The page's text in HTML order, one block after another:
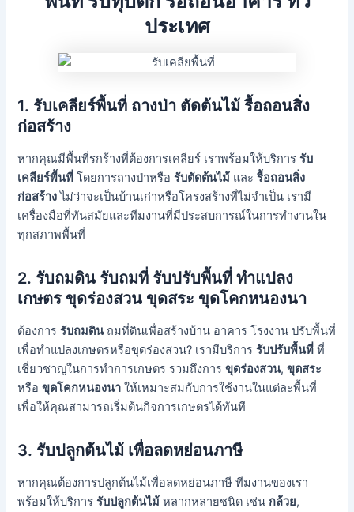
ประเทศ
1. รับเคลียร์พื้นที่ ถางป่า ตัดต้นไม้ รื้อถอนสิ่ง
ก่อสร้าง
หากคุณมีพื้นที่รกร้างที่ต้องการเคลียร์ เราพร้อมให้บริการรับ
เคลียร์พื้นที่ โดยการถางป่าหรือรับตัดต้นไม้ และรื้อถอนสิ่ง
ก่อสร้างไม่ว่าจะเป็นบ้านเก่าหรือโครงสร้างที่ไม่จำเป็น เรามี
เครื่องมือที่ทันสมัยและทีมงานที่มีประสบการณ์ในการทำงานใน
ทุกสภาพพื้นที่
2. รับถมดิน รับถมที่ รับปรับพื้นที่ ทำแปลง
เกษตร ขุดร่องสวน ขุดสระ ขุดโคกหนองนา
ต้องการรับถมดินถมที่ดินเพื่อสร้างบ้าน อาคาร โรงงาน ปรับพื้นที่
เพื่อทำแปลงเกษตรหรือขุดร่องสวน? เรามีบริการรับปรับพื้นที่ ที่
เชี่ยวชาญในการทำการเกษตร รวมถึงการขุดร่องสวน,ขุดสระ
หรือขุดโคกหนองนา ให้เหมาะสมกับการใช้งานในแต่ละพื้นที่
เพื่อให้คุณสามารถเริ่มต้นกิจการเกษตรได้ทันที
3. รับปลูกต้นไม้ เพื่อลดหย่อนภาษี
หากคุณต้องการปลูกต้นไม้เพื่อลดหย่อนภาษี ทีมงานของเรา
พร้อมให้บริการรับปลูกต้นไม้ หลากหลายชนิด เช่น กล้วย,